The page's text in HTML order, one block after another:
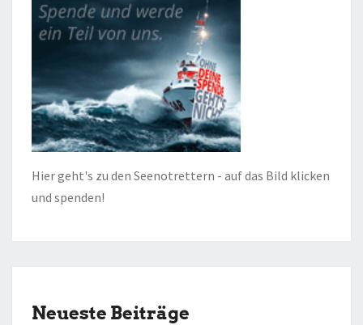
Hier geht's zu den Seenotrettern - auf das Bild klicken
und spenden!
Neueste Beiträge